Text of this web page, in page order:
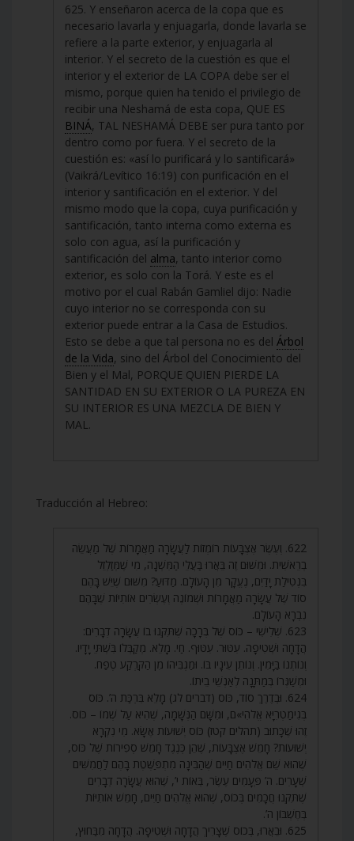
625. Y enseñaron acerca de la copa que es
necesario lavarla y enjuagarla, donde lavarla se
refiere a la parte exterior, y enjuagarla al
interior. Y el secreto de la cuestión es que el
interior y el exterior de LA COPA debe ser el
mismo, porque quien ha tenido el privilegio de
recibir una Neshamá de esta copa, QUE ES
BINÁ, TAL NESHAMÁ DEBE ser pura tanto por
dentro como por fuera. Y el secreto de la
cuestión es: «así lo purificará y lo santificará»
(Vaikrá/Levítico 16:19) con purificación en el
interior y santificación en el exterior. Y del
mismo modo que la copa, cuya purificación y
santificación, tanto interna como externa es
solo con agua, así la purificación y
santificación del alma, tanto interior como
exterior, es solo con la Torá. Y este es el
motivo por el cual Rabán Gamliel dijo: Nadie
cuyo interior no se corresponda con su
exterior puede entrar a la Casa de Estudios.
Esto se debe a que tal persona no es del Árbol
de la Vida, sino del Árbol del Conocimiento del
Bien y el Mal, PORQUE QUIEN PIERDE LA
SANTIDAD EN SU EXTERIOR O LA PUREZA EN
SU INTERIOR ES UNA MEZCLA DE BIEN Y
MAL.
Traducción al Hebreo:
622. וְעֶשֶׂר אֶצְבָּעוֹת רוֹמְזוֹת לַעֲשָׂרָה מַאֲמָרוֹת שֶׁל מַעֲשֵׂה
בְרֵאשִׁית. וּמִשּׁוּם זֶה בֵּאֲרוּ בַּעֲלֵי הַמִּשְׁנָה, מִי שֶׁמְּזַלְזֵל
בִּנְטִילַת יָדַיִם, נֶעֱקָר מִן הָעוֹלָם. מַדּוּעַ? מִשּׁוּם שֶׁיֵּשׁ בָּהֶם
סוֹד שֶׁל עֲשָׂרָה מַאֲמָרוֹת וּשְׁמוֹנֶה וְעֶשְׂרִים אוֹתִיּוֹת שֶׁבָּהֶם
נִבְרָא הָעוֹלָם.
623. שְׁלִישִׁי – כּוֹס שֶׁל בְּרָכָה שֶׁתִּקְּנוּ בוֹ עֲשָׂרָה דְבָרִים:
הֲדָחָה וּשְׁטִיפָה. עִטּוּר. עִטּוּף. חַי. מָלֵא. מְקַבְּלוֹ בִּשְׁתֵּי יָדָיו.
וְנוֹתְנוֹ בַּיָּמִין. וְנוֹתֵן עֵינָיו בּוֹ. וּמַגְבִּיהוֹ מִן הַקַּרְקַע טֶפַח.
וּמְשַׁגְּרוֹ בְּמַתָּנָה לְאַנְשֵׁי בֵיתוֹ.
624. וּבְדֶרֶךְ סוֹד, כּוֹס (דברים לג) מָלֵא בִּרְכַּת ה’. כּוֹס
בְּגִימַטְרִיָּא אֱלֹהִי»ם, וּמִשָּׁם הַנְּשָׁמָה, שֶׁהִיא עַל שְׁמוֹ – כּוֹס.
זֶהוּ שֶׁכָּתוּב (תהלים קטז) כּוֹס יְשׁוּעוֹת אֶשָּׂא. מִי נִקְרָא
יְשׁוּעוֹת? חָמֵשׁ אֶצְבָּעוֹת, שֶׁהֵן כְּנֶגֶד חָמֵשׁ סְפִירוֹת שֶׁל כּוֹס,
שֶׁהוּא שֵׁם אֱלֹהִים חַיִּים שֶׁהַבִּינָה מִתְפַּשֶּׁטֶת בָּהֶם לַחֲמִשִּׁים
שְׁעָרִים. ה’ פְּעָמִים עֶשֶׂר, בְּאוֹת י’, שֶׁהוּא עֲשָׂרָה דְבָרִים
שֶׁתִּקְּנוּ חֲכָמִים בְּכוֹס, שֶׁהוּא אֱלֹהִים חַיִּים, חָמֵשׁ אוֹתִיּוֹת
בְּחֶשְׁבּוֹן ה’.
625. וּבֵאֲרוּ, בְּכוֹס שֶׁצָּרִיךְ הֲדָחָה וּשְׁטִיפָה. הֲדָחָה מִבַּחוּץ,